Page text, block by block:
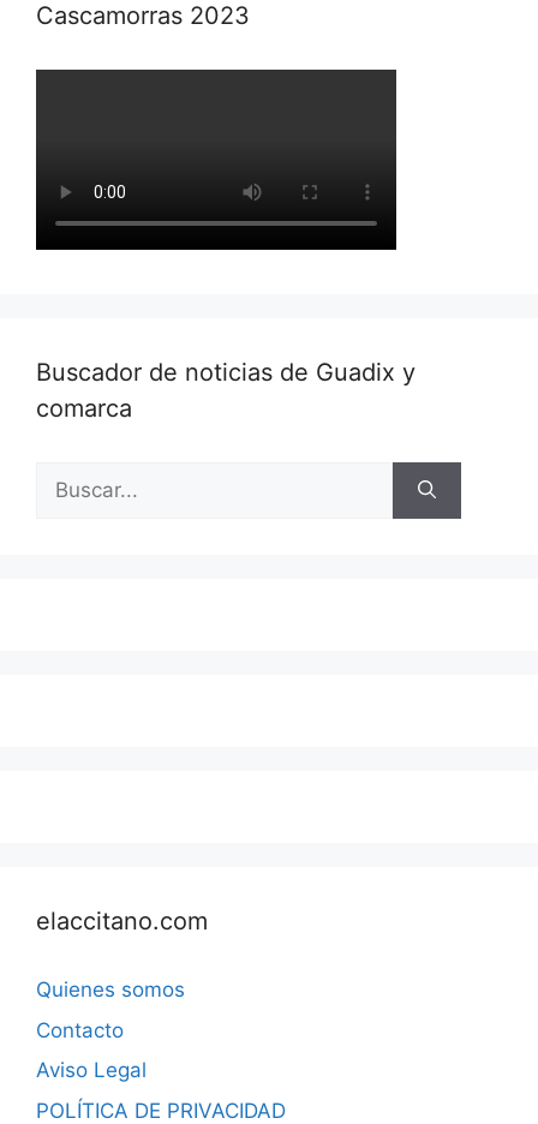
Cascamorras 2023
Buscador de noticias de Guadix y
comarca
Buscar:
elaccitano.com
Quienes somos
Contacto
Aviso Legal
POLÍTICA DE PRIVACIDAD